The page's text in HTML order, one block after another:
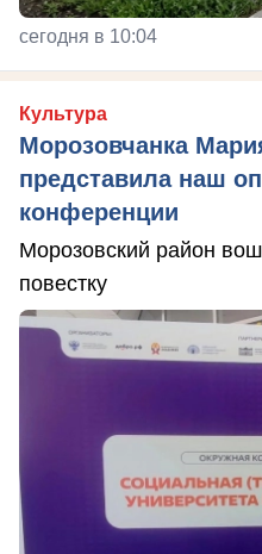
сегодня в 10:04
Культура
Морозовчанка
представила наш
конференции
Морозовский район
повестку